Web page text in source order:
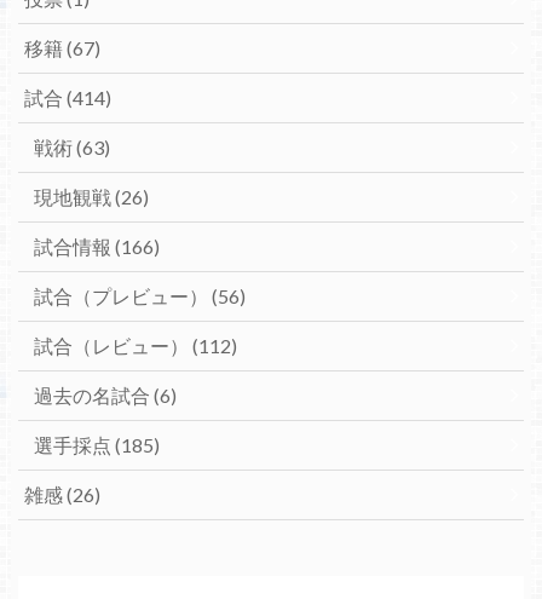
移籍(67)
試合 (414)
戦術(63)
現地観戦(26)
試合情報 (166)
試合（プレビュー） (56)
試合（レビュー） (112)
過去の名試合 (6)
選手採点 (185)
雑感(26)